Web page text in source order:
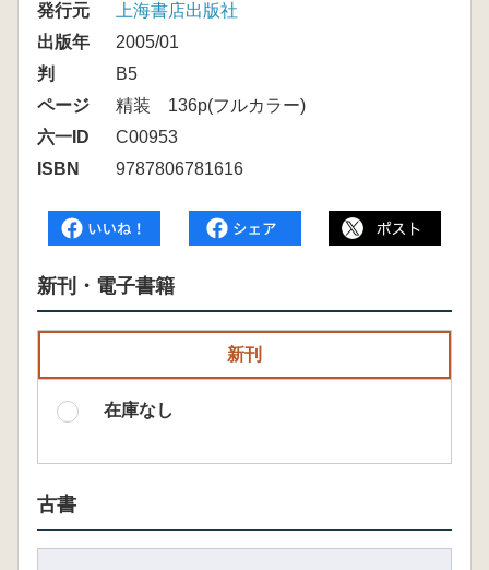
発行元
上海書店出版社
出版年
2005/01
判
B5
ページ
精装 136p(フルカラー)
六一ID
C00953
ISBN
9787806781616
新刊・電子書籍
新刊
在庫なし
古書